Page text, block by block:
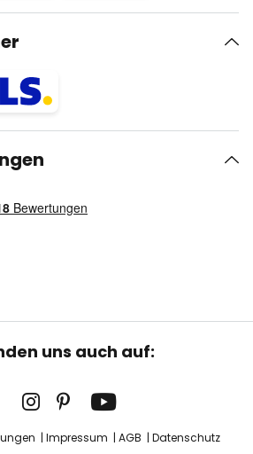
uns auch auf:
Impressum AGB Datenschutz